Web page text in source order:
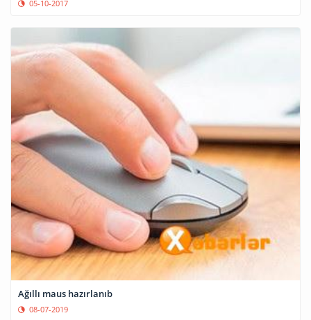
05-10-2017
Ağıllı maus hazırlanıb
08-07-2019